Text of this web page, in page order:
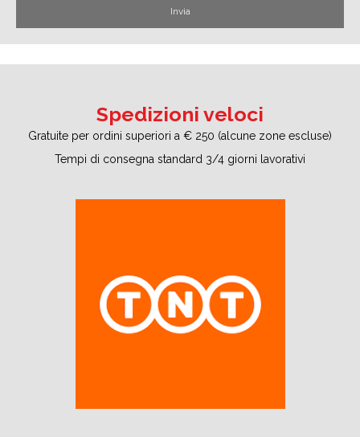
Spedizioni veloci
Gratuite per ordini superiori a € 250 (alcune zone escluse)
Tempi di consegna standard 3/4 giorni lavorativi